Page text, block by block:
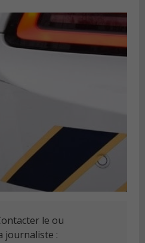
le ou
journaliste :